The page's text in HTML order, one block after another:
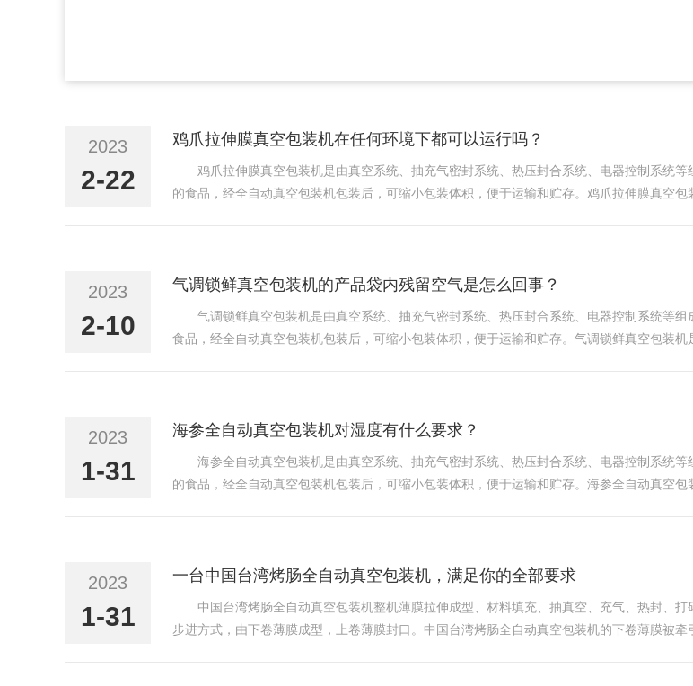
2023
2-22
鸡爪拉伸膜真空包装机在任何环境下都可以运行吗？
鸡爪拉伸膜真空包装机是由真空系统、抽充气密封系统、热压封合系统、电器控制系统
的食品，经全自动真空包装机包装后，可缩小包装体积，便于运输和贮存。鸡爪拉伸膜真空
2023
2-10
气调锁鲜真空包装机的产品袋内残留空气是怎么回事？
气调锁鲜真空包装机是由真空系统、抽充气密封系统、热压封合系统、电器控制系统等
食品，经全自动真空包装机包装后，可缩小包装体积，便于运输和贮存。气调锁鲜真空包装
2023
1-31
海参全自动真空包装机对湿度有什么要求？
海参全自动真空包装机是由真空系统、抽充气密封系统、热压封合系统、电器控制系统
的食品，经全自动真空包装机包装后，可缩小包装体积，便于运输和贮存。海参全自动真空
2023
1-31
一台中国台湾烤肠全自动真空包装机，满足你的全部要求
中国台湾烤肠全自动真空包装机整机薄膜拉伸成型、材料填充、抽真空、充气、热封、
步进方式，由下卷薄膜成型，上卷薄膜封口。中国台湾烤肠全自动真空包装机的下卷薄膜被